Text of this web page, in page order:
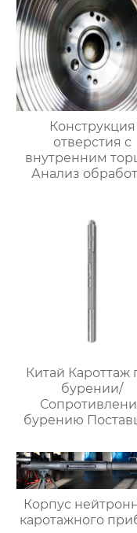
Конструкция
отверстия с
внутренним
Анализ
Китай Кароттаж
бурении/
бурению
Корпус
каротажного